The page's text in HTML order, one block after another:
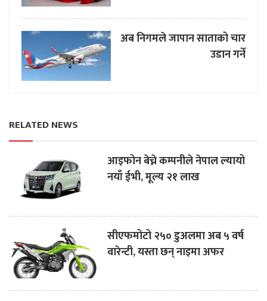
अब निगमले जापान साताको चार
उडान गर्ने
RELATED NEWS
आइफोन बेच्ने कम्पनीले नेपाल ल्यायो
नयाँ ईभी, मूल्य २१ लाख
सीएफमोटो २५० डुअलमा अब ५ वर्ष
वारेन्टी, यस्ता छन् नाइमा अफर